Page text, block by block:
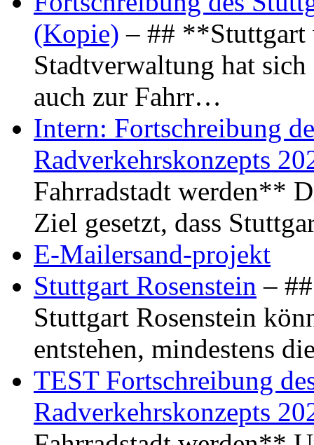
(Kopie) – ## **Stuttgart
Stadtverwaltung hat
auch zur Fahrr…
Intern: Fortschreibung
Radverkehrskonzepts
Fahrradstadt werden**
Ziel gesetzt, dass
E-Mailersand-projekt
Stuttgart Rosenstein –
Stuttgart Rosenstein
entstehen, mindestens
TEST Fortschreibung
Radverkehrskonzepts